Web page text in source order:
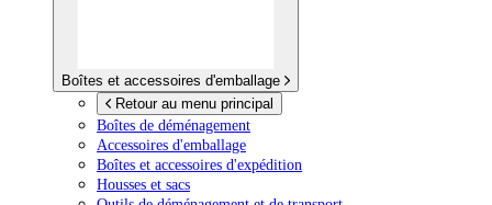
Boîtes et accessoires d'emballage
Retour au menu principal
Boîtes de déménagement
Accessoires d'emballage
Boîtes et accessoires d'expédition
Housses et sacs